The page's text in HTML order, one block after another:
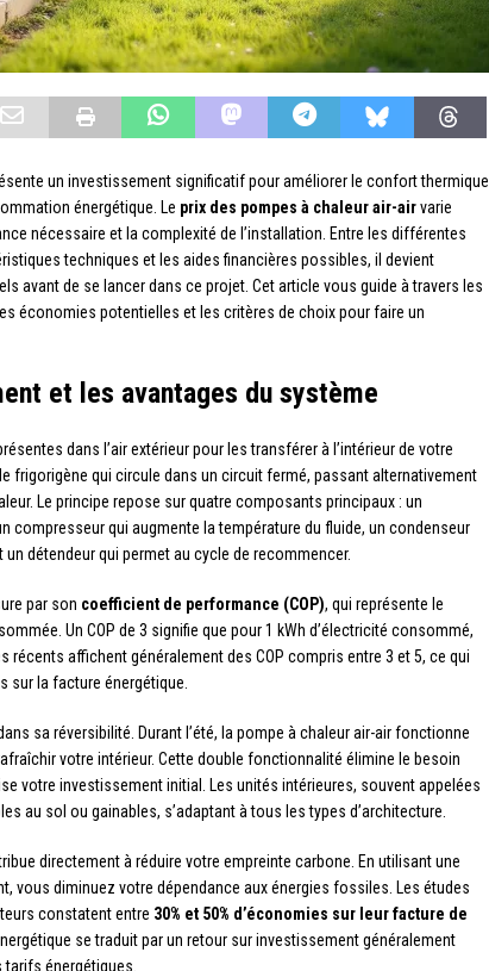
un investissement significatif pour améliorer le confort thermique
énergétique. Le prix des pompes à chaleur air-airvarie
nécessaire et la complexité de l’installation. Entre les différentes
techniques et les aides financières possibles, il devient
avant de se lancer dans ce projet. Cet article vous guide à travers les
économies potentielles et les critères de choix pour faire un
et les avantages du système
dans l’air extérieur pour les transférer à l’intérieur de votre
frigorigène qui circule dans un circuit fermé, passant alternativement
Le principe repose sur quatre composants principaux : un
compresseur qui augmente la température du fluide, un condenseur
détendeur qui permet au cycle de recommencer.
par son coefficient de performance (COP), qui représente le
Un COP de 3 signifie que pour 1 kWh d’électricité consommé,
récents affichent généralement des COP compris entre 3 et 5, ce qui
la facture énergétique.
sa réversibilité. Durant l’été, la pompe à chaleur air-air fonctionne
votre intérieur. Cette double fonctionnalité élimine le besoin
votre investissement initial. Les unités intérieures, souvent appelées
au sol ou gainables, s’adaptant à tous les types d’architecture.
directement à réduire votre empreinte carbone. En utilisant une
vous diminuez votre dépendance aux énergies fossiles. Les études
constatent entre 30% et 50% d’économies sur leur facture de
se traduit par un retour sur investissement généralement
énergétiques.